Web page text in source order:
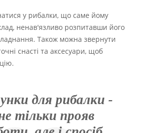
у рибалки, що саме йому
ненав'язливо розпитавши його
Також можна звернути
снасті та аксесуари, щоб
для рибалки -
тільки прояв